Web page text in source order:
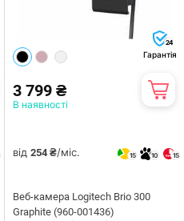
24
Гарантія
3 799 ₴
В наявності
від 254 ₴/міс. 15 10 15
Веб-камера Logitech Brio 300
Graphite (960-001436)